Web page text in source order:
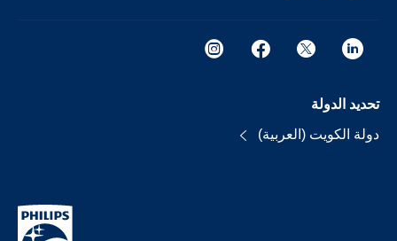
تحديد الدولة
دولة الكويت (العربية)